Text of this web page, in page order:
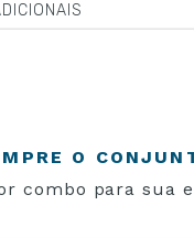
O
combo para sua